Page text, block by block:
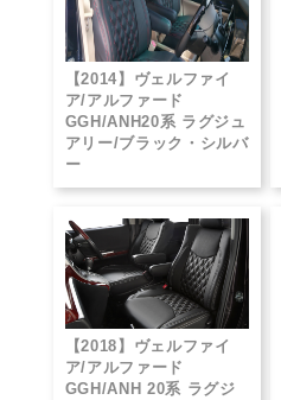
【2014】ヴェルファイ
ア/アルファード
GGH/ANH20系 ラグジュ
アリー/ブラック・シルバ
ー
【2018】ヴェルファイ
ア/アルファード
GGH/ANH 20系 ラグジ